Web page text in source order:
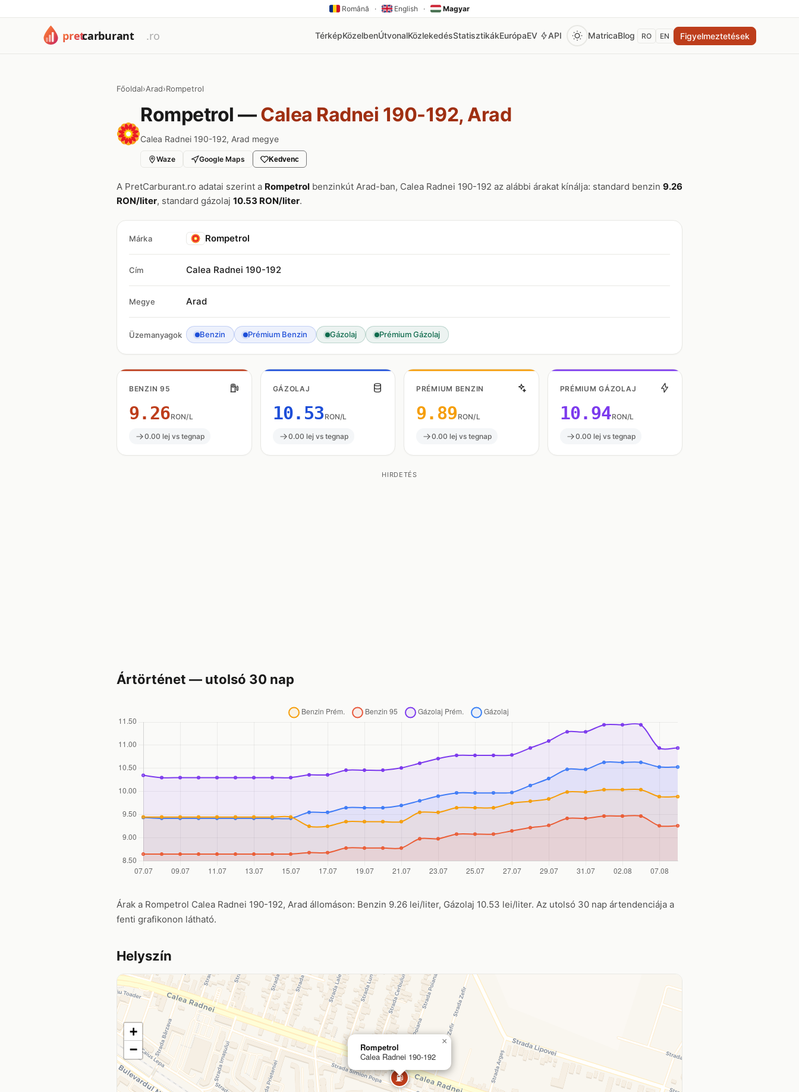
Română · English · Magyar
TérképKözelbenÚtvonalKözlekedésStatisztikákEurópaEV API MatricaBlog RO EN Figyelmeztetések
Főoldal›Arad›Rompetrol
Rompetrol —Calea Radnei 190-192, Arad
Calea Radnei 190-192, Arad megye
Waze Google Maps Kedvenc
A PretCarburant.ro adatai szerint a Rompetrol benzinkút Arad-ban, Calea Radnei 190-192 az alábbi árakat kínálja: standard benzin 9.26
RON/liter, standard gázolaj 10.53 RON/liter.
Márka Rompetrol
Cím Calea Radnei 190-192
Megye Arad
Üzemanyagok Benzin Prémium Benzin Gázolaj Prémium Gázolaj
BENZIN 95
9.26RON/L
0.00 lej vs tegnap
GÁZOLAJ
10.53 RON/L
0.00 lej vs tegnap
PRÉMIUM BENZIN
9.89RON/L
0.00 lej vs tegnap
PRÉMIUM GÁZOLAJ
10.94RON/L
0.00 lej vs tegnap
HIRDETÉS
Ártörténet — utolsó 30 nap
Árak a Rompetrol Calea Radnei 190-192, Arad állomáson: Benzin 9.26 lei/liter, Gázolaj 10.53 lei/liter. Az utolsó 30 nap ártendenciája a
fenti grafikonon látható.
Helyszín
⛽
Rompetrol
Calea Radnei 190-192
×
+
−